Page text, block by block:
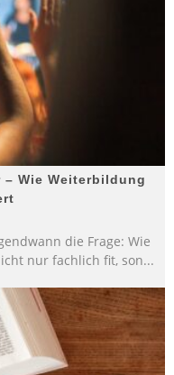
Wie Weiterbildung
die Frage: Wie
nur fachlich fit, son...